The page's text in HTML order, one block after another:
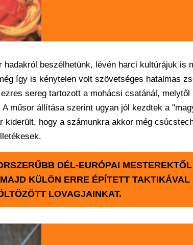
beszélhetünk, lévén harci kultúrájuk is
így is kénytelen volt szövetséges hatalmas
sereg tartozott a mohácsi csatánál,
műsor állítása szerint ugyan jól kezdtek a
kiderült, hogy a számunkra akkor még
DÉL-EURÓPAI
KÜLÖN ERRE ÉPÍTETT
LOVAGJAINKAT.